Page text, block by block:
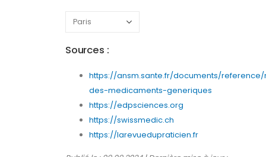
Sources :
https://ansm.sante.fr/documents/
des-medicaments-generiques
https://edpsciences.org
https://swissmedic.ch
https://larevuedupraticien.fr